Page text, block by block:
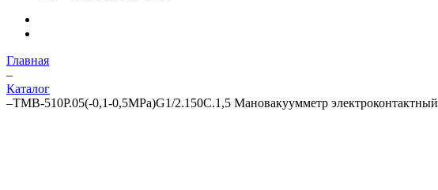
Главная
–
Каталог
–ТМВ-510Р.05(-0,1-0,5MPa)G1/2.150C.1,5 Мановакуумметр электроконтактный